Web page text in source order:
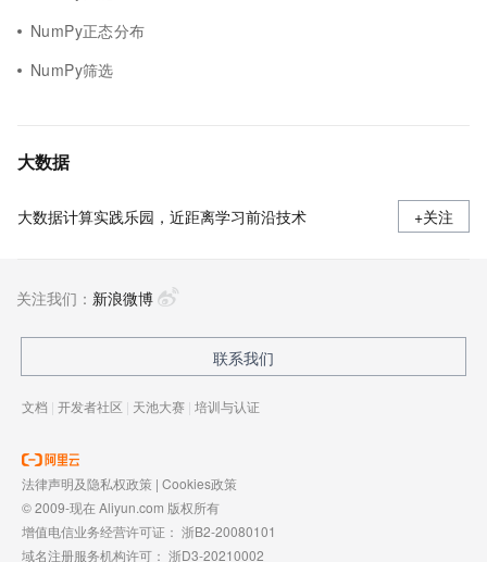
NumPy正态分布
NumPy筛选
大数据
大数据计算实践乐园，近距离学习前沿技术 +关注
关注我们： 新浪微博
联系我们
文档 | 开发者社区 | 天池大赛 | 培训与认证
法律声明及隐私权政策 | Cookies政策
© 2009-现在 Aliyun.com 版权所有
增值电信业务经营许可证： 浙B2-20080101
域名注册服务机构许可： 浙D3-20210002